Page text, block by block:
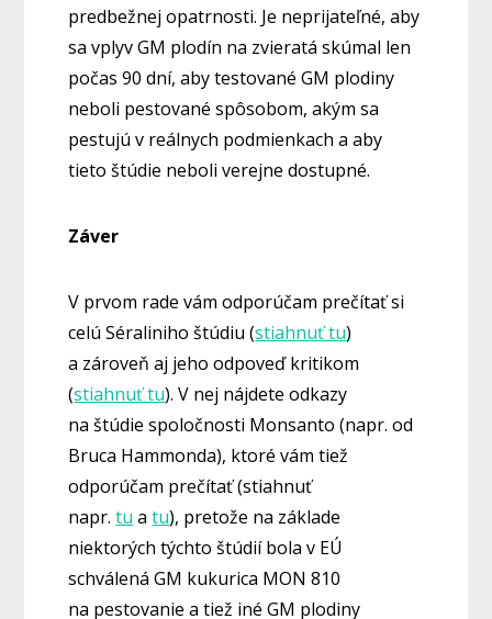
predbežnej opatrnosti. Je neprijateľné, aby
sa vplyv GM plodín na zvieratá skúmal len
počas 90 dní, aby testované GM plodiny
neboli pestované spôsobom, akým sa
pestujú v reálnych podmienkach a aby
tieto štúdie neboli verejne dostupné.
Záver
V prvom rade vám odporúčam prečítať si
celú Séraliniho štúdiu (stiahnuť tu)
a zároveň aj jeho odpoveď kritikom
(stiahnuť tu). V nej nájdete odkazy
na štúdie spoločnosti Monsanto (napr. od
Bruca Hammonda), ktoré vám tiež
odporúčam prečítať (stiahnuť
napr.tu atu), pretože na základe
niektorých týchto štúdií bola v EÚ
schválená GM kukurica MON 810
na pestovanie a tiež iné GM plodiny